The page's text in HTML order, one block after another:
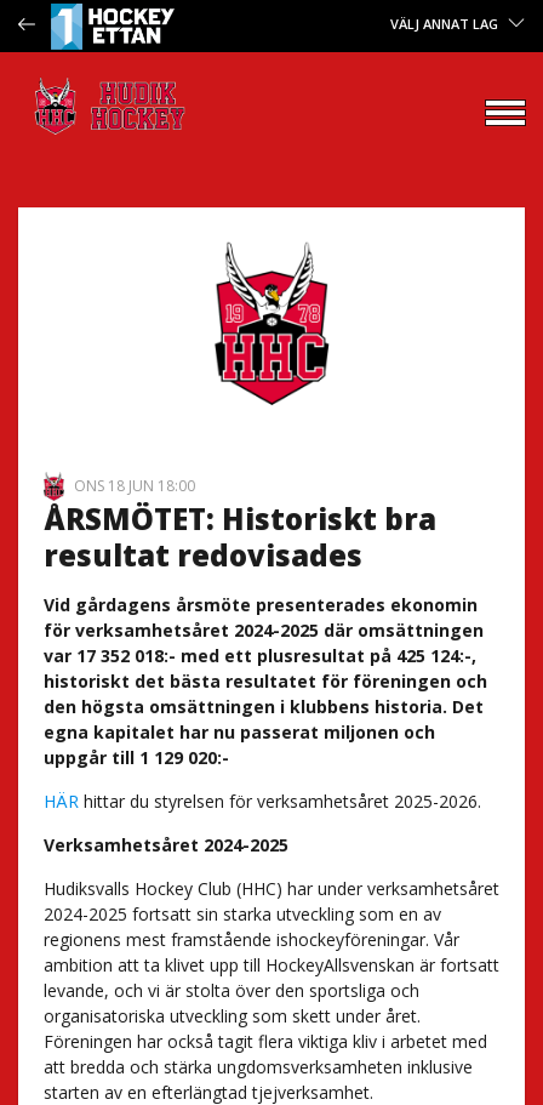
VÄLJ ANNAT LAG
ONS 18 JUN 18:00
ÅRSMÖTET: Historiskt bra
resultat redovisades
Vid gårdagens årsmöte presenterades ekonomin
för verksamhetsåret 2024-2025 där omsättningen
var 17 352 018:- med ett plusresultat på 425 124:-,
historiskt det bästa resultatet för föreningen och
den högsta omsättningen i klubbens historia. Det
egna kapitalet har nu passerat miljonen och
uppgår till 1 129 020:-
HÄRhittar du styrelsen för verksamhetsåret 2025-2026.
Verksamhetsåret 2024-2025
Hudiksvalls Hockey Club (HHC) har under verksamhetsåret
2024-2025 fortsatt sin starka utveckling som en av
regionens mest framstående ishockeyföreningar. Vår
ambition att ta klivet upp till HockeyAllsvenskan är fortsatt
levande, och vi är stolta över den sportsliga och
organisatoriska utveckling som skett under året.
Föreningen har också tagit flera viktiga kliv i arbetet med
att bredda och stärka ungdomsverksamheten inklusive
starten av en efterlängtad tjejverksamhet.